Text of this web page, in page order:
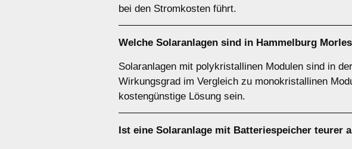
bei den Stromkosten führt.
Welche Solaranlagen sind in Hammelburg
Solaranlagen mit polykristallinen Modulen sind in
Wirkungsgrad im Vergleich zu monokristallinen
kostengünstige Lösung sein.
Ist eine Solaranlage mit Batteriespeicher teurer